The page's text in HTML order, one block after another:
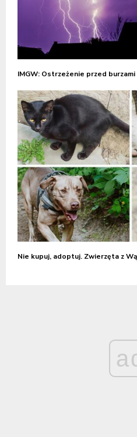
IMGW: Ostrzeżenie przed burzami
Nie kupuj, adoptuj. Zwierzęta z